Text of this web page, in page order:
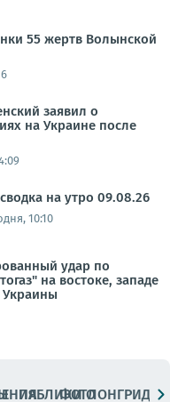
55 жертв Волынской
заявил о
на Украине после
на утро 09.08.26
10:10
удар по
на востоке, западе
Украины
ПАБЛИКИ
ФОТОЛОНГРИДЫ